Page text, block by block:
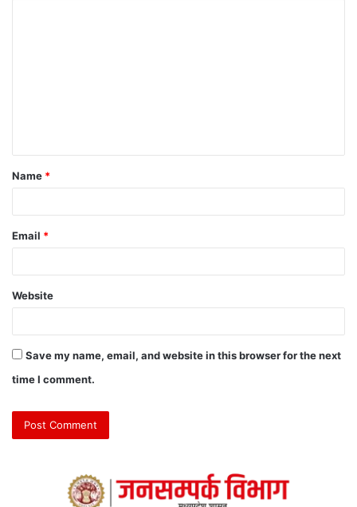
Name *
Email *
Website
Save my name, email, and website in this browser for the next
time I comment.